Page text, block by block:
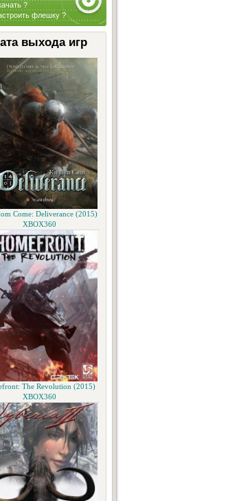
?
флешку ?
выхода игр
Come: Deliverance (2015)
XBOX360
The Revolution (2015)
XBOX360